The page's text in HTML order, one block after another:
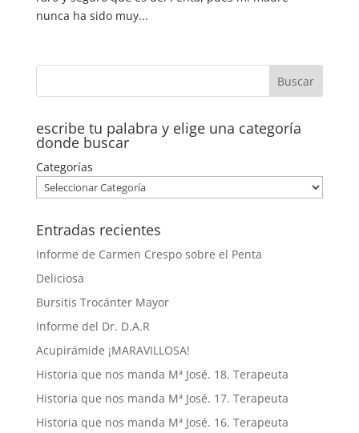
nunca ha sido muy...
escribe tu palabra y elige una categoría
donde buscar
Categorías
Entradas recientes
Informe de Carmen Crespo sobre el Penta
Deliciosa
Bursitis Trocánter Mayor
Informe del Dr. D.A.R
Acupirámide ¡MARAVILLOSA!
Historia que nos manda Mª José. 18. Terapeuta
Historia que nos manda Mª José. 17. Terapeuta
Historia que nos manda Mª José. 16. Terapeuta